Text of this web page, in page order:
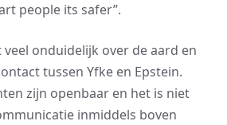
people its safer”.
onduidelijk over de aard en
tussen Yfke en Epstein.
zijn openbaar en het is niet
inmiddels boven